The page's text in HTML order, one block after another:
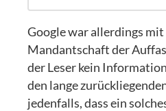
Google war allerdings
Mandantschaft der
der Leser kein
den lange
jedenfalls, dass ein